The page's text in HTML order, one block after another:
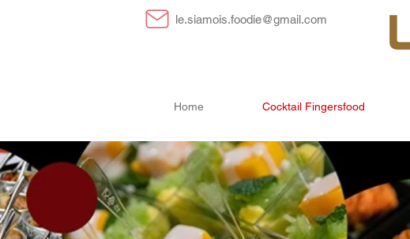
le.siamois.foodie@gmail.com
Home Cocktail Fingersfood